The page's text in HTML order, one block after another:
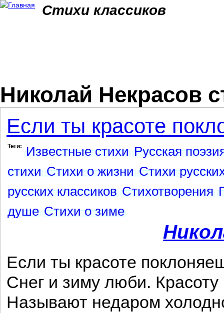
Стихи классиков
Николай Некрасов
Если ты красоте
Теги: Известные стихи Русская
стихи Стихи о жизни Стихи
русских классиков Стихотворения
душе Стихи о зиме
Если ты красоте
Снег и зиму люби. Красоту
Называют недаром